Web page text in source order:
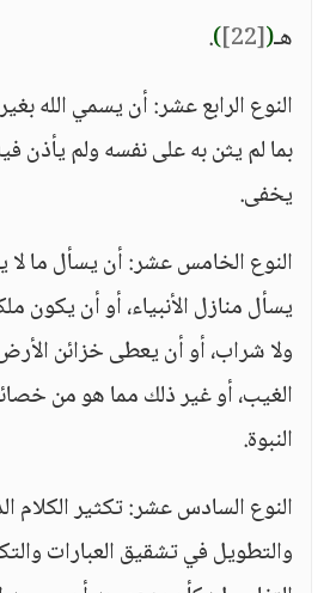
هـ(
[22]
)
.
النوع الرابع عشر: أن يسمي الله
بما لم يثن به على نفسه ولم يأذن
يخفى.
النوع الخامس عشر: أن يسأل ما
يسأل منازل الأنبياء، أو أن يكون
ولا شراب، أو أن يعطى خزائن
الغيب، أو غير ذلك مما هو من
النبوة.
النوع السادس عشر: تكثير الكلام
والتطويل في تشقيق العبارات